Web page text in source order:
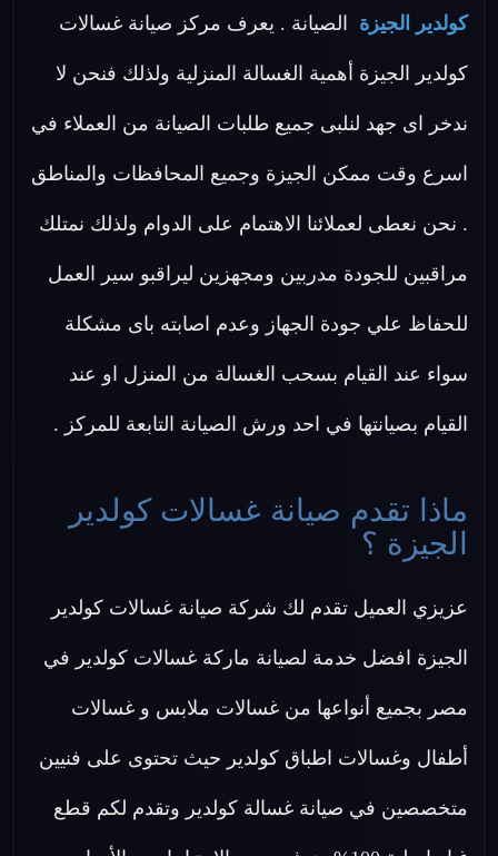
كولدير الجيزة الصيانة . يعرف مركز صيانة غسالات
كولدير الجيزة أهمية الغسالة المنزلية ولذلك فنحن لا
ندخر اى جهد لنلبى جميع طلبات الصيانة من العملاء في
اسرع وقت ممكن الجيزة وجميع المحافظات والمناطق
. نحن نعطى لعملائنا الاهتمام على الدوام ولذلك نمتلك
مراقبين للجودة مدربين ومجهزين ليراقبو سير العمل
للحفاظ علي جودة الجهاز وعدم اصابته باى مشكلة
سواء عند القيام بسحب الغسالة من المنزل او عند
القيام بصيانتها في احد ورش الصيانة التابعة للمركز .
ماذا تقدم صيانة غسالات كولدير
الجيزة ؟
عزيزي العميل تقدم لك شركة صيانة غسالات كولدير
الجيزة افضل خدمة لصيانة ماركة غسالات كولدير في
مصر بجميع أنواعها من غسالات ملابس و غسالات
أطفال وغسالات اطباق كولدير حيث تحتوى على فنيين
متخصصين في صيانة غسالة كولدير وتقدم لكم قطع